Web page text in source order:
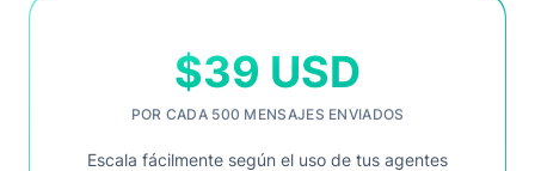
$39 USD
POR CADA 500 MENSAJES ENVIADOS
Escala fácilmente según el uso de tus agentes